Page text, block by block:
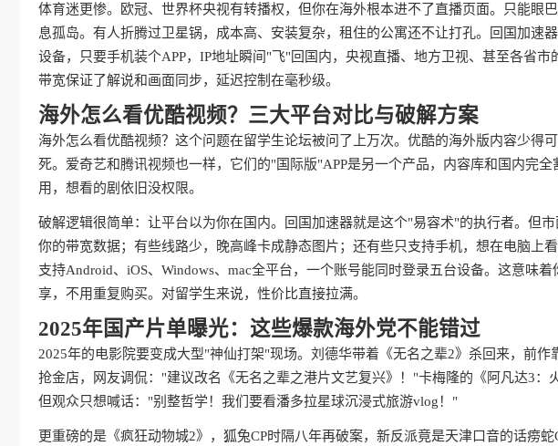
体育迷更惨。欧冠、世界杯央视有转播权，但你在海外根本进不了直播页面。只能眼
息孤岛。有人折腾过卫星锅，成本高、安装复杂，租住的公寓还不让打孔。回国加
设备，只要手机装个APP，IP地址瞬间"飞"回国内，央视直播、地方卫视、甚至各省
带宽保证了解说和画面同步，延迟控制在毫秒级。
海外怎么看优酷视频？三大平台对比与破解方案
海外怎么看优酷视频？这个问题在留学生论坛被问了上万次。优酷的海外版内容少得
死。爱奇艺和腾讯视频也一样，它们的"国际版"APP是另一个产品，内容库和国内完
用，想看的剧依旧没权限。
破解逻辑很简单：让平台以为你在国内。回国加速器就是这个"易容术"的执行者。但
你的带宽数据；有些线路少，晚高峰卡成静态图片；还有些只支持手机，想在电脑上看
支持Android、iOS、Windows、mac全平台，一个账号能同时登录五台设备。这意味
享，不用重复购买。对留学生来说，性价比直接拉满。
2025年国产片单曝光：这些爆款海外党不能错过
2025年的电影院要变成大型"神仙打架"现场。刘德华带着《无名之辈2》杀回来，前
抢金店，网友调侃："建议改名《无名之辈之港片文艺复兴》！"卡梅隆的《阿凡达3：
但观众只想喊话："别整哲学！我们要看潘多拉星球沉浸式旅游vlog！"
更重磅的是《疯狂动物城2》，狐兔CP时隔八年再破案，新反派竟是天津口音的话痨